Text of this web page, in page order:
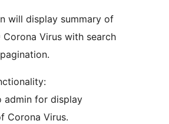
will display summary of
Corona Virus with search
admin for display
Corona Virus.